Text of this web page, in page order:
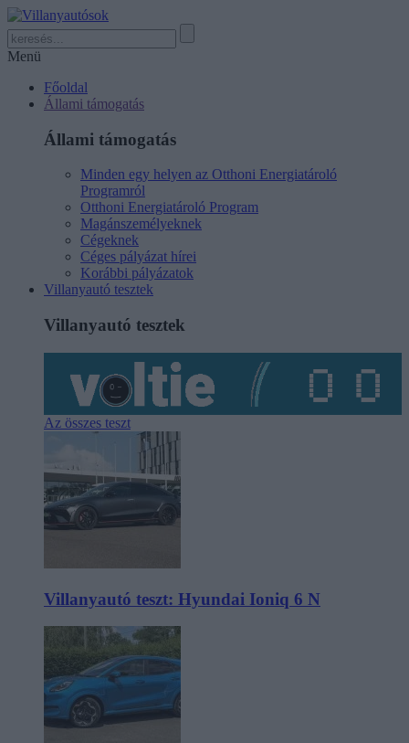
Menü
Főoldal
Állami támogatás
Állami támogatás
Minden egy helyen az Otthoni Energiatároló
Programról
Otthoni Energiatároló Program
Magánszemélyeknek
Cégeknek
Céges pályázat hírei
Korábbi pályázatok
Villanyautó tesztek
Villanyautó tesztek
Az összes teszt
Villanyautó teszt: Hyundai Ioniq 6 N